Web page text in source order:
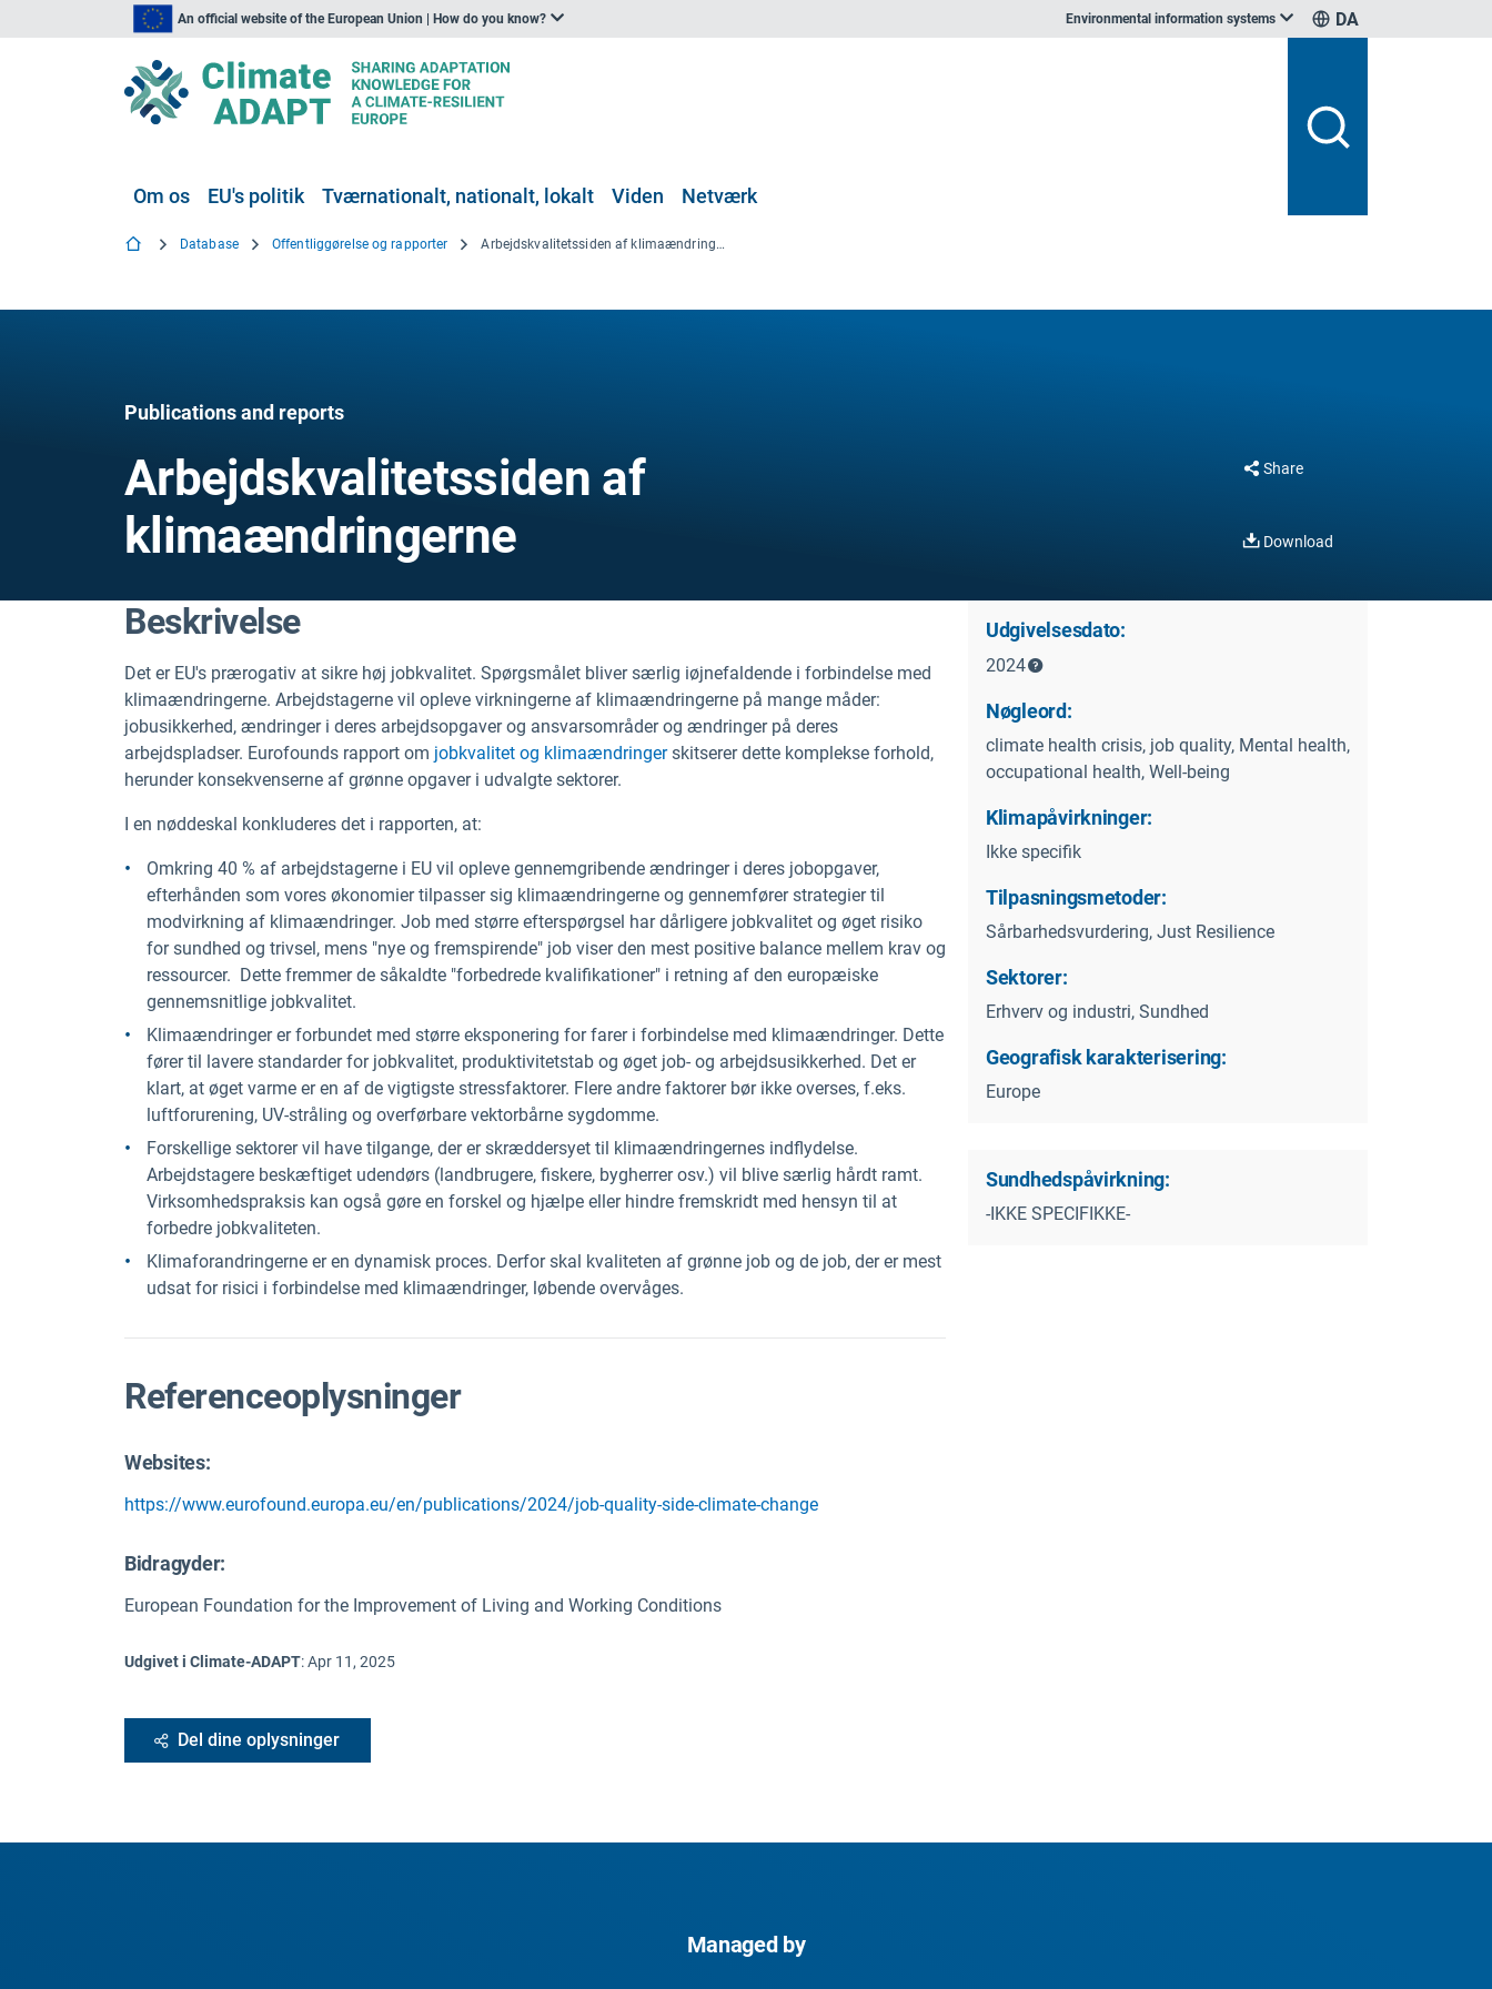
An official website of the European Union | How do you know? Environmental information systems DA
Om os EU's politik Tværnationalt, nationalt, lokalt Viden Netværk
Database Offentliggørelse og rapporter Arbejdskvalitetssiden af klimaændringerne
Publications and reports
Arbejdskvalitetssiden af
klimaændringerne
Share
Download
Beskrivelse
Det er EU's prærogativ at sikre høj jobkvalitet. Spørgsmålet bliver særlig iøjnefaldende i forbindelse med
klimaændringerne. Arbejdstagerne vil opleve virkningerne af klimaændringerne på mange måder:
jobusikkerhed, ændringer i deres arbejdsopgaver og ansvarsområder og ændringer på deres
arbejdspladser. Eurofounds rapport om jobkvalitet og klimaændringerskitserer dette komplekse forhold,
herunder konsekvenserne af grønne opgaver i udvalgte sektorer.
I en nøddeskal konkluderes det i rapporten, at:
Omkring 40 % af arbejdstagerne i EU vil opleve gennemgribende ændringer i deres jobopgaver,
efterhånden som vores økonomier tilpasser sig klimaændringerne og gennemfører strategier til
modvirkning af klimaændringer. Job med større efterspørgsel har dårligere jobkvalitet og øget risiko
for sundhed og trivsel, mens "nye og fremspirende" job viser den mest positive balance mellem krav og
ressourcer. Dette fremmer de såkaldte "forbedrede kvalifikationer" i retning af den europæiske
gennemsnitlige jobkvalitet.
Klimaændringer er forbundet med større eksponering for farer i forbindelse med klimaændringer. Dette
fører til lavere standarder for jobkvalitet, produktivitetstab og øget job- og arbejdsusikkerhed. Det er
klart, at øget varme er en af de vigtigste stressfaktorer. Flere andre faktorer bør ikke overses, f.eks.
luftforurening, UV-stråling og overførbare vektorbårne sygdomme.
Forskellige sektorer vil have tilgange, der er skræddersyet til klimaændringernes indflydelse.
Arbejdstagere beskæftiget udendørs (landbrugere, fiskere, bygherrer osv.) vil blive særlig hårdt ramt.
Virksomhedspraksis kan også gøre en forskel og hjælpe eller hindre fremskridt med hensyn til at
forbedre jobkvaliteten.
Klimaforandringerne er en dynamisk proces. Derfor skal kvaliteten af grønne job og de job, der er mest
udsat for risici i forbindelse med klimaændringer, løbende overvåges.
Referenceoplysninger
Websites:
https://www.eurofound.europa.eu/en/publications/2024/job-quality-side-climate-change
Bidragyder:
European Foundation for the Improvement of Living and Working Conditions
Udgivet i Climate-ADAPT:Apr 11, 2025
Del dine oplysninger
Udgivelsesdato:
2024
Nøgleord:
climate health crisis, job quality, Mental health,
occupational health, Well-being
Klimapåvirkninger:
Ikke specifik
Tilpasningsmetoder:
Sårbarhedsvurdering, Just Resilience
Sektorer:
Erhverv og industri, Sundhed
Geografisk karakterisering:
Europe
Sundhedspåvirkning:
-IKKE SPECIFIKKE-
Managed by